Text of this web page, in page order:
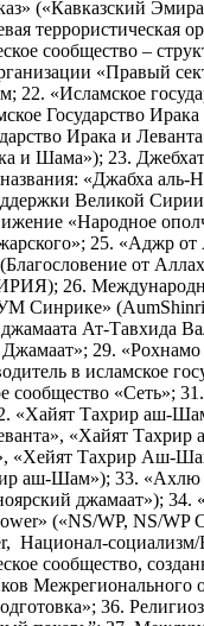
(«Кавказский
террористическая
сообщество –
«Правый
22. «Исламское
Государство
Ирака и
и Шама»); 23.
«Джабха аль-
Великой
«Народное
25. «Аджр от
от
26.
Синрике»
Ат-Тавхида
29. «Рохнамо
в исламское
сообщество «Сеть»;
«Хайят Тахрир аш-
«Хайят
«Хейят Тахрир Аш-
аш-Шам»); 33. «Ахлю
джамаат»); 34.
(«NS/WP, NS/WP
Национал-социализм/
сообщество,
Межрегионального
36.